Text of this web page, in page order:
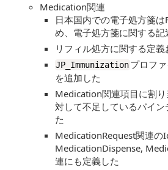
Medication関連
日本国内での電子処方箋
め、電子処方箋に関する記
リフィル処方に関する定
JP_Immunizationプロフ
を追加した
Medication関連項目に割
対して不足しているバイ
た
MedicationRequest関連の
MedicationDispense,
連にも定義した